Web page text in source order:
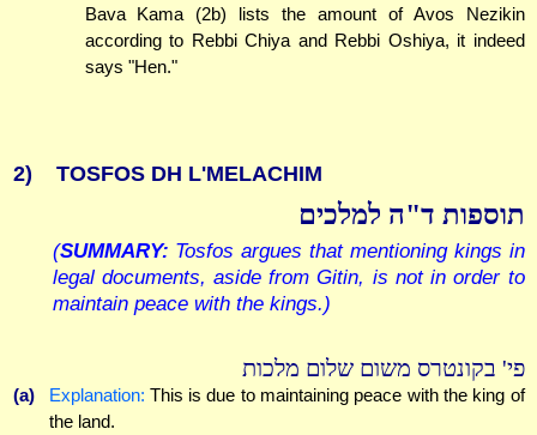
Bava Kama (2b) lists the amount of Avos Nezikin
according to Rebbi Chiya and Rebbi Oshiya, it indeed
says "Hen."
2) TOSFOS DH L'MELACHIM
תוספות ד"ה למלכים
(SUMMARY: Tosfos argues that mentioning kings in
legal documents, aside from Gitin, is not in order to
maintain peace with the kings.)
פי' בקונטרס משום שלום מלכות
(a) Explanation: This is due to maintaining peace with the king of
the land.